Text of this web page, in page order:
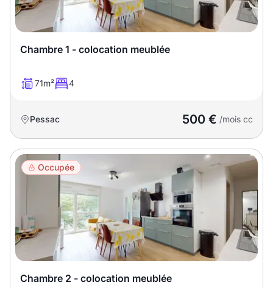
Chambre 1 - colocation meublée
71m² 4
Pessac 500 € /mois cc
Occupée
Chambre 2 - colocation meublée